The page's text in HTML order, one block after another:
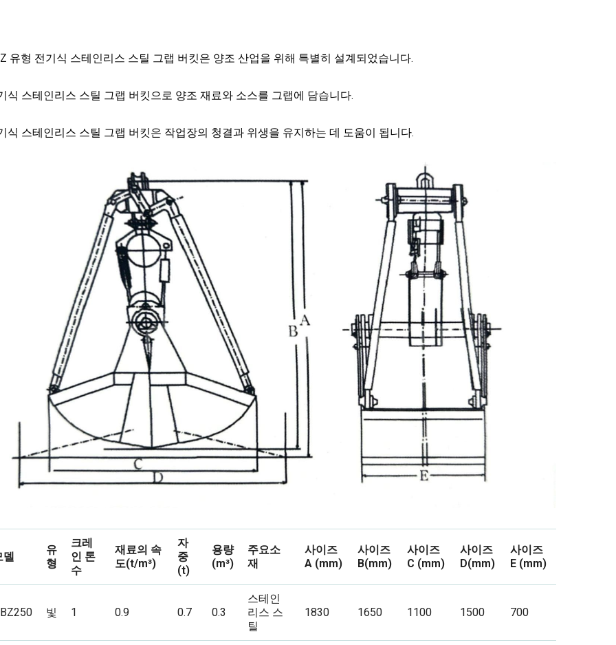
유형 전기식 스테인리스 스틸 그랩 버킷은 양조 산업을 위해 특별히 설계되었습니다.
식 스테인리스 스틸 그랩 버킷으로 양조 재료와 소스를 그랩에 담습니다.
식 스테인리스 스틸 그랩 버킷은 작업장의 청결과 위생을 유지하는 데 도움이 됩니다.
델
유
형
크레
인 톤
수
재료의 속
도(t/m³)
자
중
(t)
용량
(m³)
주요소
재
사이즈
A (mm)
사이즈
B(mm)
사이즈
C (mm)
사이즈
D(mm)
사이즈
E (mm)
빛 1 0.9 0.7 0.3
스테인
리스 스
틸
1830 1650 1100 1500 700